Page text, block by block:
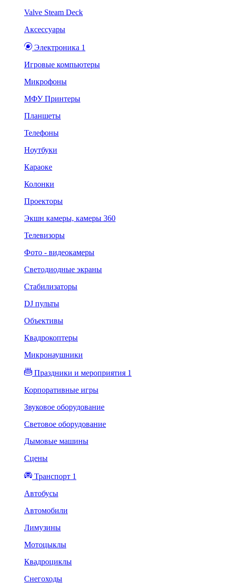
Valve Steam Deck
Аксессуары
Электроника 1
Игровые компьютеры
Микрофоны
МФУ Принтеры
Планшеты
Телефоны
Ноутбуки
Караоке
Колонки
Проекторы
Экшн камеры, камеры 360
Телевизоры
Фото - видеокамеры
Светодиодные экраны
Стабилизаторы
DJ пульты
Объективы
Квадрокоптеры
Микронаушники
Праздники и мероприятия 1
Корпоративные игры
Звуковое оборудование
Световое оборудование
Дымовые машины
Сцены
Транспорт 1
Автобусы
Автомобили
Лимузины
Мотоцыклы
Квадроциклы
Снегоходы